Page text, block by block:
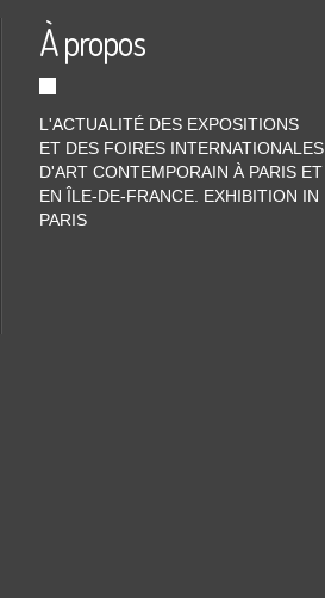
À propos
L'ACTUALITÉ DES EXPOSITIONS
ET DES FOIRES INTERNATIONALES
D'ART CONTEMPORAIN À PARIS ET
EN ÎLE-DE-FRANCE. EXHIBITION IN
PARIS